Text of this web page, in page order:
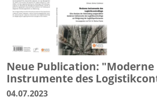
Neue Publication: "Moderne
Instrumente des
04.07.2023